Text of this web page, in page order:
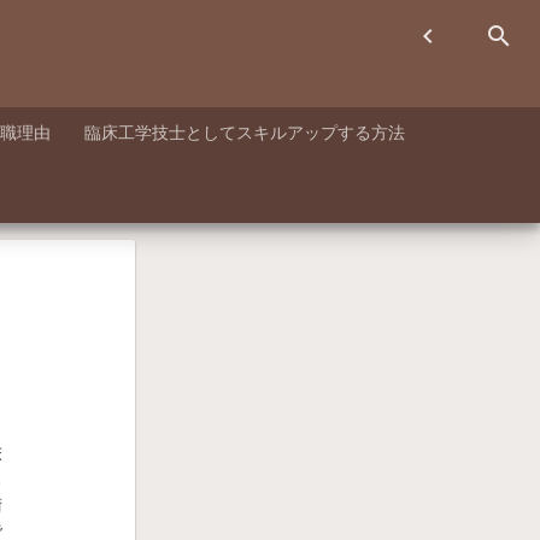
chevron_left search
理由 臨床工学技士としてスキルアップする方法